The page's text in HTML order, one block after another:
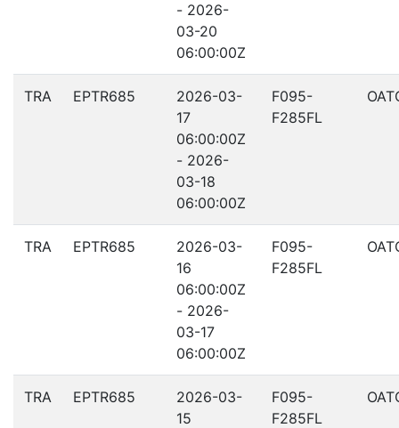
- 2026-
03-20
06:00:00Z
TRA EPTR685
2026-03-
17
06:00:00Z
- 2026-
03-18
06:00:00Z
F095-
F285FL
TRA EPTR685
2026-03-
16
06:00:00Z
- 2026-
03-17
06:00:00Z
F095-
F285FL
TRA EPTR685
2026-03-
15
F095-
F285FL